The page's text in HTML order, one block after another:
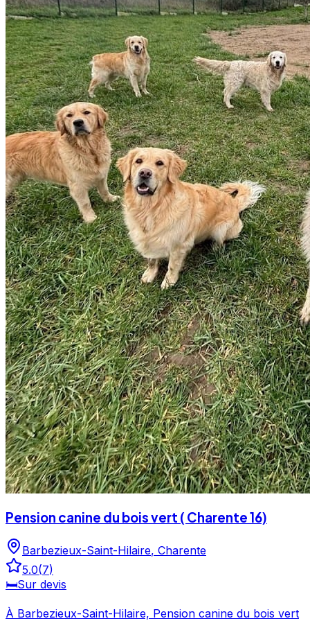
Pension canine du bois vert ( Charente 16)
Barbezieux-Saint-Hilaire, Charente
5.0(7)
🛏️Sur devis
À Barbezieux-Saint-Hilaire, Pension canine du bois vert